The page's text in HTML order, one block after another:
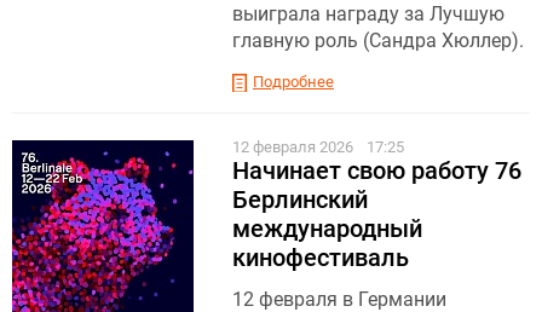
выиграла награду за Лучшую
главную роль (Сандра Хюллер).
Подробнее
12 февраля 2026 17:25
Начинает свою работу 76
Берлинский
международный
кинофестиваль
12 февраля в Германии